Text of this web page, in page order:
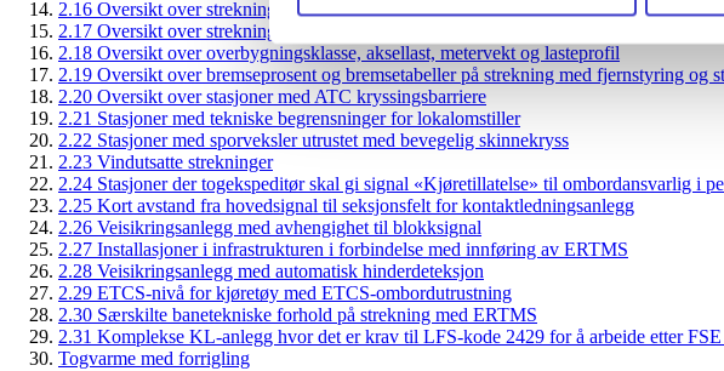
2.16 Oversikt over strekninger med ATC og ETCS
2.17 Oversikt over strekninger utrustet med akseltellere
2.18 Oversikt over overbygningsklasse, aksellast, metervekt og lasteprofil
2.19 Oversikt over bremseprosent og bremsetabeller på strekning med fjernstyring og
2.20 Oversikt over stasjoner med ATC kryssingsbarriere
2.21 Stasjoner med tekniske begrensninger for lokalomstiller
2.22 Stasjoner med sporveksler utrustet med bevegelig skinnekryss
2.23 Vindutsatte strekninger
2.24 Stasjoner der togekspeditør skal gi signal «Kjøretillatelse» til ombordansvarlig i
2.25 Kort avstand fra hovedsignal til seksjonsfelt for kontaktledningsanlegg
2.26 Veisikringsanlegg med avhengighet til blokksignal
2.27 Installasjoner i infrastrukturen i forbindelse med innføring av ERTMS
2.28 Veisikringsanlegg med automatisk hinderdeteksjon
2.29 ETCS-nivå for kjøretøy med ETCS-ombordutrustning
2.30 Særskilte banetekniske forhold på strekning med ERTMS
2.31 Komplekse KL-anlegg hvor det er krav til LFS-kode 2429 for å arbeide etter
Togvarme med forrigling